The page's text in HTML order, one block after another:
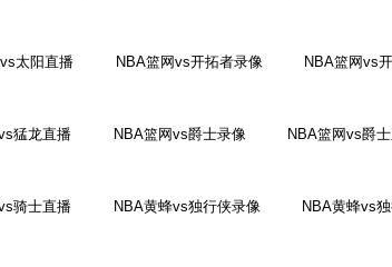
太阳直播 NBA篮网vs开拓者录像 NBA篮网vs
猛龙直播 NBA篮网vs爵士录像 NBA篮网vs爵
骑士直播 NBA黄蜂vs独行侠录像 NBA黄蜂vs